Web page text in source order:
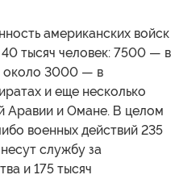
американских войск
тысяч человек: 7500 — в
около 3000 — в
и еще несколько
Аравии и Омане. В целом
военных действий 235
службу за
и 175 тысяч